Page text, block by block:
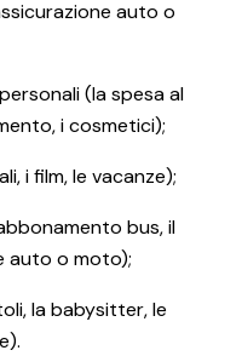
auto o
(la spesa al
i cosmetici);
i film, le vacanze);
bus, il
auto o moto);
la babysitter, le